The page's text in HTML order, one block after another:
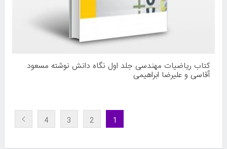
کتاب ریاضیات مهندسی جلد اول نگاه دانش نوشته مسعود
آقاسی و علیرضا ابراهیمی
1
2
3
4